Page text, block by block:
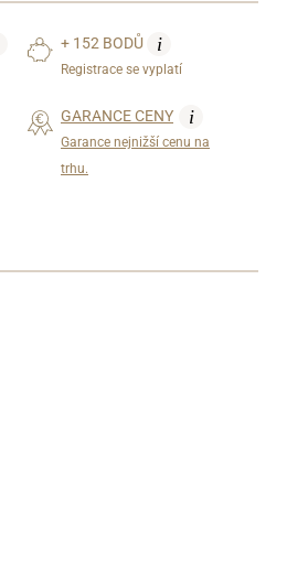
+ 152 BODŮ i
Registrace se vyplatí
GARANCE CENY i
Garance nejnižší cenu na
trhu.